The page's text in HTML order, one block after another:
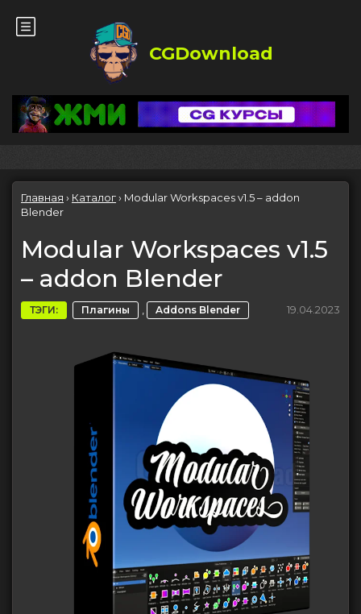
CGDownload
Главная › Каталог› Modular Workspaces v1.5 – addon
Blender
Modular Workspaces v1.5
– addon Blender
ТЭГИ: Плагины , Addons Blender 19.04.2023